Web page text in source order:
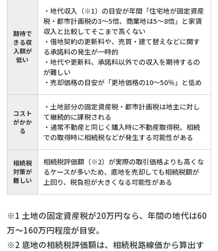
期待で
きる収
入額が
低い
・地代収入（※1）の目安が年間「住宅地が固定資産
税・都市計画税の3～5倍、商業地は5～8倍」と家賃
収入と比較してそこまで高くない
・借地契約の更新料や、売買・建て替えなどに関す
る承諾料の発生が一時的
・地代や更新料、承諾料以外での収入を期待するの
が難しい
・売却価格の目安が「更地価格の10～50％」と低め
コスト
がかか
る
・土地部分の固定資産税・都市計画税は地主に対し
て継続的に課税される
・通常不動産と同じく購入時に不動産取得税、相続
での取得時に相続税などが発生する可能性がある
相続税
対策が
難しい
相続税評価額（※2）が実際の取引価格よりも高くな
るケースが多いため、底地を売却しても相続税額が
上回り、税負担が大きくなる可能性がある
※1 土地の固定資産税が20万円なら、年間の地代は60
万～160万円程度が目安。
※2 底地の相続税評価額は、相続税路線価から算出す